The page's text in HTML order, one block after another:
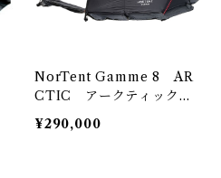
NorTent Gamme 8 AR
CTIC アークティック
ノルテント
¥290,000